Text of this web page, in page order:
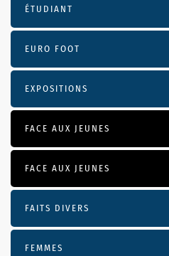
ÉTUDIANT
EURO FOOT
EXPOSITIONS
FACE AUX JEUNES
FACE AUX JEUNES
FAITS DIVERS
FEMMES